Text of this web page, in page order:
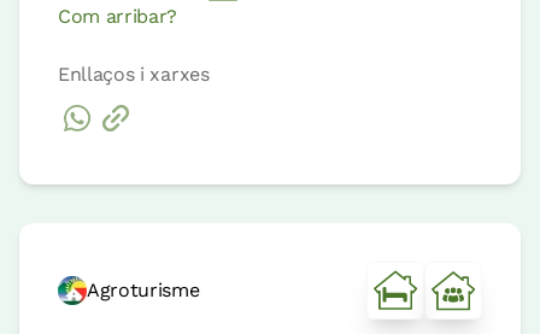
Com arribar?
Enllaços i xarxes
Agroturisme